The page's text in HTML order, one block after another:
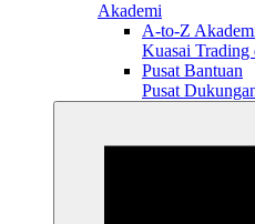
Akademi
A-to-Z
Kuasai Trading
Pusat Bantuan
Pusat